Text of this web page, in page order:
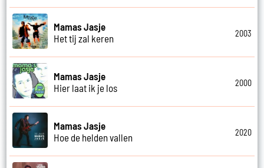
Mamas Jasje
Het tij zal keren
2003
Mamas Jasje
Hier laat ik je los
2000
Mamas Jasje
Hoe de helden vallen
2020